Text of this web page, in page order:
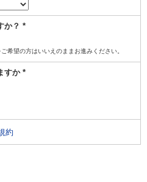
か？ *
希望の方はいいえのままお進みください。
すか *
約